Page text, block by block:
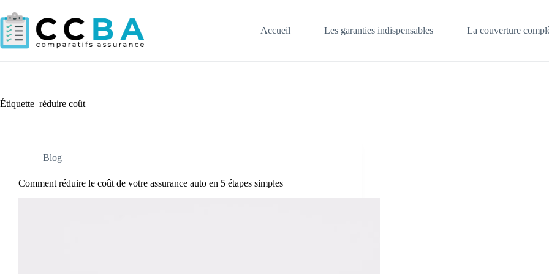
au
contenu
Accueil Les garanties indispensables La couverture
Étiquette réduire coût
Blog
Comment réduire le coût de votre assurance auto en 5 étapes simples